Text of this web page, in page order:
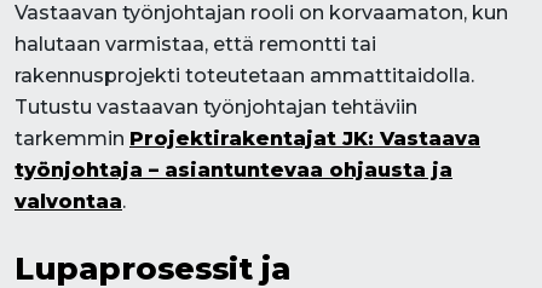
Vastaavan työnjohtajan rooli on korvaamaton, kun
halutaan varmistaa, että remontti tai
rakennusprojekti toteutetaan ammattitaidolla.
Tutustu vastaavan työnjohtajan tehtäviin
tarkemmin Projektirakentajat JK: Vastaava
työnjohtaja – asiantuntevaa ohjausta ja
valvontaa.
Lupaprosessit ja